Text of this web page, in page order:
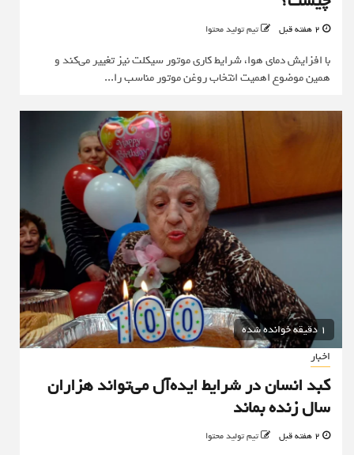
تیم تولید محتوا
با افزایش دمای هوا، شرایط کاری موتور سیکلت نیز تغییر می‌کند و
همین موضوع اهمیت انتخاب روغن موتور مناسب را...
1 دقیقه خوانده شده
اخبار
کبد انسان در شرایط ایده‌آل می‌تواند هزاران
سال زنده بماند
تیم تولید محتوا